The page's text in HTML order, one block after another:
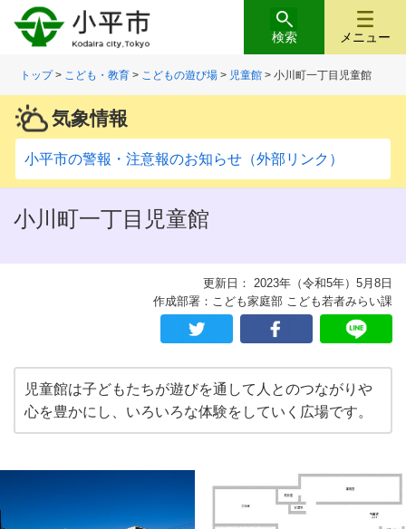
メニュー
検索
トップ> こども・教育 > こどもの遊び場 > 児童館 > 小川町一丁目児童館
気象情報
小平市の警報・注意報のお知らせ（外部リンク）
小川町一丁目児童館
更新日： 2023年（令和5年）5月8日
作成部署：こども家庭部 こども若者みらい課
児童館は子どもたちが遊びを通して人とのつながりや
心を豊かにし、いろいろな体験をしていく広場です。